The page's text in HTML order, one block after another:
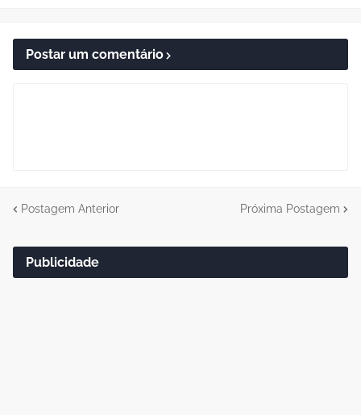
Postar um comentário
Postagem Anterior Próxima Postagem
Publicidade